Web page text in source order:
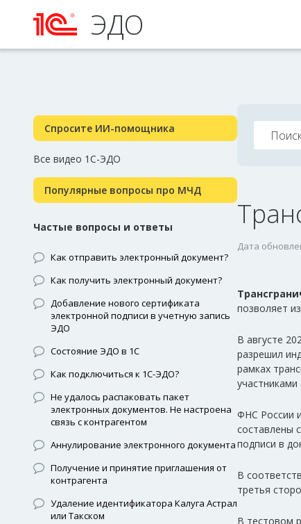
ЭДО
Спросите ИИ-помощника
Все видео 1С-ЭДО
Популярные вопросы про МЧД
Частые вопросы и ответы
Как отправить электронный документ?
Как получить электронный документ?
Добавление нового сертификата
электронной подписи в учетную запись
ЭДО
Состояние ЭДО в 1С
Как подключиться к 1С-ЭДО?
Не удалось распаковать пакет
электронных документов. Не настроена
связь с контрагентом
Аннулирование электронного документа
Получение и принятие приглашения от
контрагента
Удаление идентификатора Калуга Астрал
или Такском
Дата
позволяет
В августе
разрешил
рамках
участниками
ФНС России
составлены
подписи в
В
третья
В тестовом